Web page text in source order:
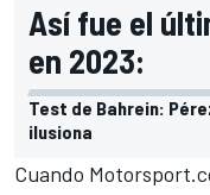
Así fue el
en 2023:
Test de Bahrein:
ilusiona
Cuando